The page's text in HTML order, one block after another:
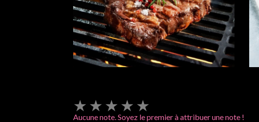
★ ★ ★ ★ ★
Aucune note. Soyez le premier à attribuer une note !